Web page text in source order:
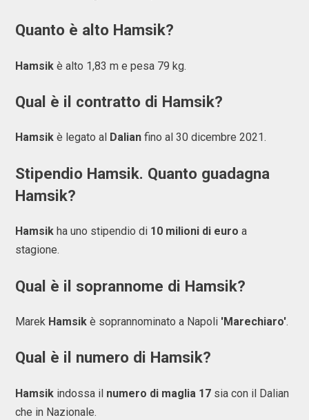
Quanto è alto Hamsik?
Hamsik è alto 1,83 m e pesa 79 kg.
Qual è il contratto di Hamsik?
Hamsik è legato al Dalian fino al 30 dicembre 2021.
Stipendio Hamsik. Quanto guadagna
Hamsik?
Hamsik ha uno stipendio di 10 milioni di euro a
stagione.
Qual è il soprannome di Hamsik?
Marek Hamsik è soprannominato a Napoli 'Marechiaro'.
Qual è il numero di Hamsik?
Hamsik indossa il numero di maglia 17 sia con il Dalian
che in Nazionale.